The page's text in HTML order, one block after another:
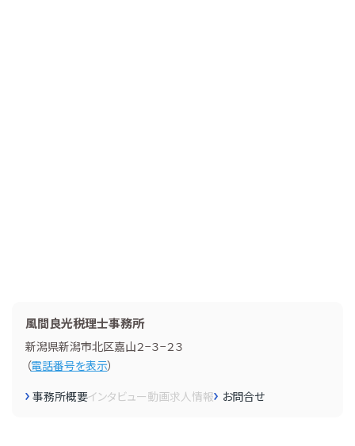
風間良光税理士事務所
新潟県新潟市北区嘉山２−３−２３
（電話番号を表示）
事務所概要インタビュー動画求人情報 お問合せ